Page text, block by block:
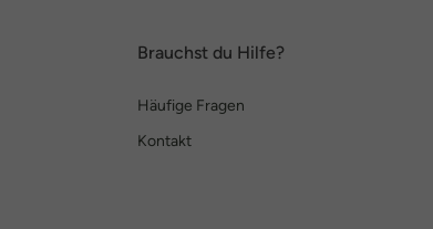
Brauchst du Hilfe?
Häufige Fragen
Kontakt